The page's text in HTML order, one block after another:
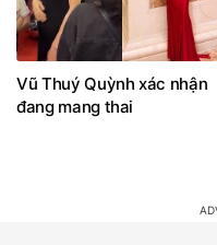
Vũ Thuý Quỳnh xác nhận
đang mang thai